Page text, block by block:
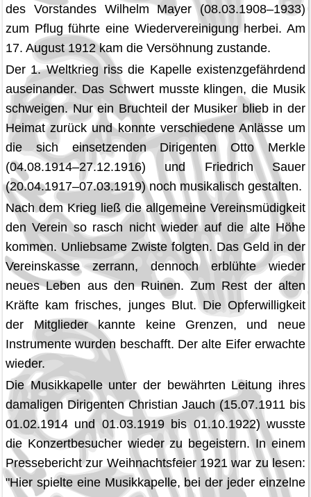
des Vorstandes Wilhelm Mayer (08.03.1908–1933)
zum Pflug führte eine Wiedervereinigung herbei. Am
17. August 1912 kam die Versöhnung zustande.
Der 1. Weltkrieg riss die Kapelle existenz­gefährdend
auseinander. Das Schwert musste klingen, die Musik
schweigen. Nur ein Bruchteil der Musiker blieb in der
Heimat zurück und konnte verschiedene Anlässe um
die sich einsetzenden Dirigenten Otto Merkle
(04.08.1914–27.12.1916) und Friedrich Sauer
(20.04.1917–07.03.1919) noch musikalisch gestalten.
Nach dem Krieg ließ die allgemeine Vereinsmüdigkeit
den Verein so rasch nicht wieder auf die alte Höhe
kommen. Unliebsame Zwiste folgten. Das Geld in der
Vereinskasse zerrann, dennoch erblühte wieder
neues Leben aus den Ruinen. Zum Rest der alten
Kräfte kam frisches, junges Blut. Die Opferwilligkeit
der Mitglieder kannte keine Grenzen, und neue
Instrumente wurden beschafft. Der alte Eifer erwachte
wieder.
Die Musikkapelle unter der bewährten Leitung ihres
damaligen Dirigenten Christian Jauch (15.07.1911 bis
01.02.1914 und 01.03.1919 bis 01.10.1922) wusste
die Konzertbesucher wieder zu begeistern. In einem
Pressebericht zur Weihnachtsfeier 1921 war zu lesen:
"Hier spielte eine Musikkapelle, bei der jeder einzelne